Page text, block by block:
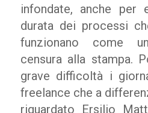
infondate, anche per
durata dei processi
funzionano come
censura alla stampa.
grave difficoltà i
freelance che a
riguardato Ersilio